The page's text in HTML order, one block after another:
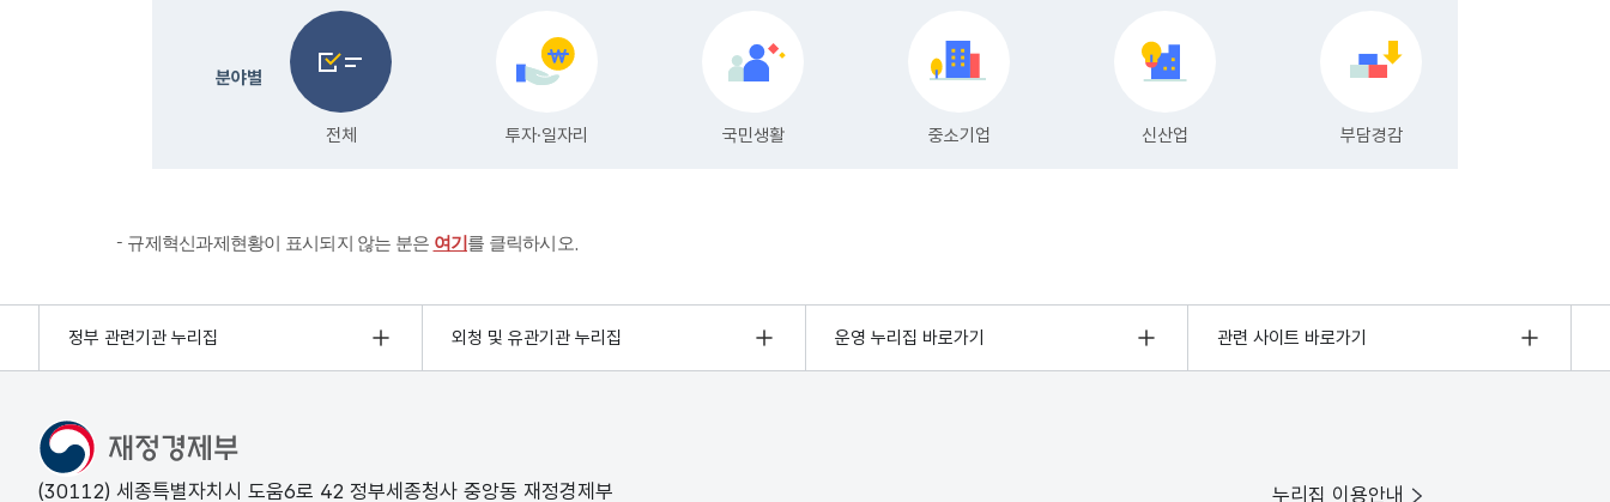
규제혁신과제현황이 표시되지 않는 분은 여기를 클릭하시오.
정부 관련기관 누리집 외청 및 유관기관 누리집 운영 누리집 바로가기 관련 사이트 바로가기
(30112) 세종특별자치시 도움6로 42 정부세종청사 중앙동 재정경제부 누리집 이용안내